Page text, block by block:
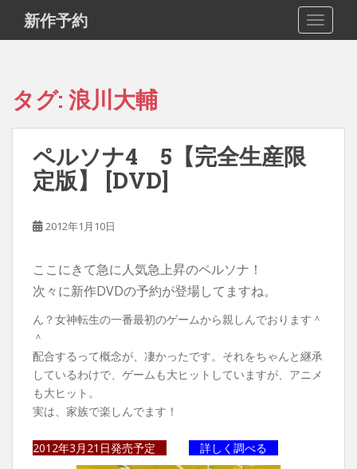
i
新作予約
タグ: 浪川大輔
ペルソナ4 5【完全生産限
定版】 [DVD]
2012年1月10日
ここにきて急に人気急上昇のペルソナ！
次々に新作DVDの予約が登場してますね。
ん？女神転生の一番最初のゲームから親しんでおります＾
＾
配合するって概念が、凄かったです。それをちゃんと継承
しているわけで、ゲームも大ヒットしていますが、アニメ
も大ヒット。
実は、家族で楽しんでます！
2012年3月21日発売予定 詳しく調べる